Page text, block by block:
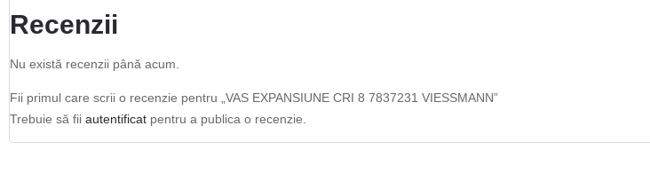
Recenzii
Nu există recenzii până acum.
Fii primul care scrii o recenzie pentru „VAS EXPANSIUNE CRI 8 7837231 VIESSMANN”
Trebuie să fii autentificat pentru a publica o recenzie.